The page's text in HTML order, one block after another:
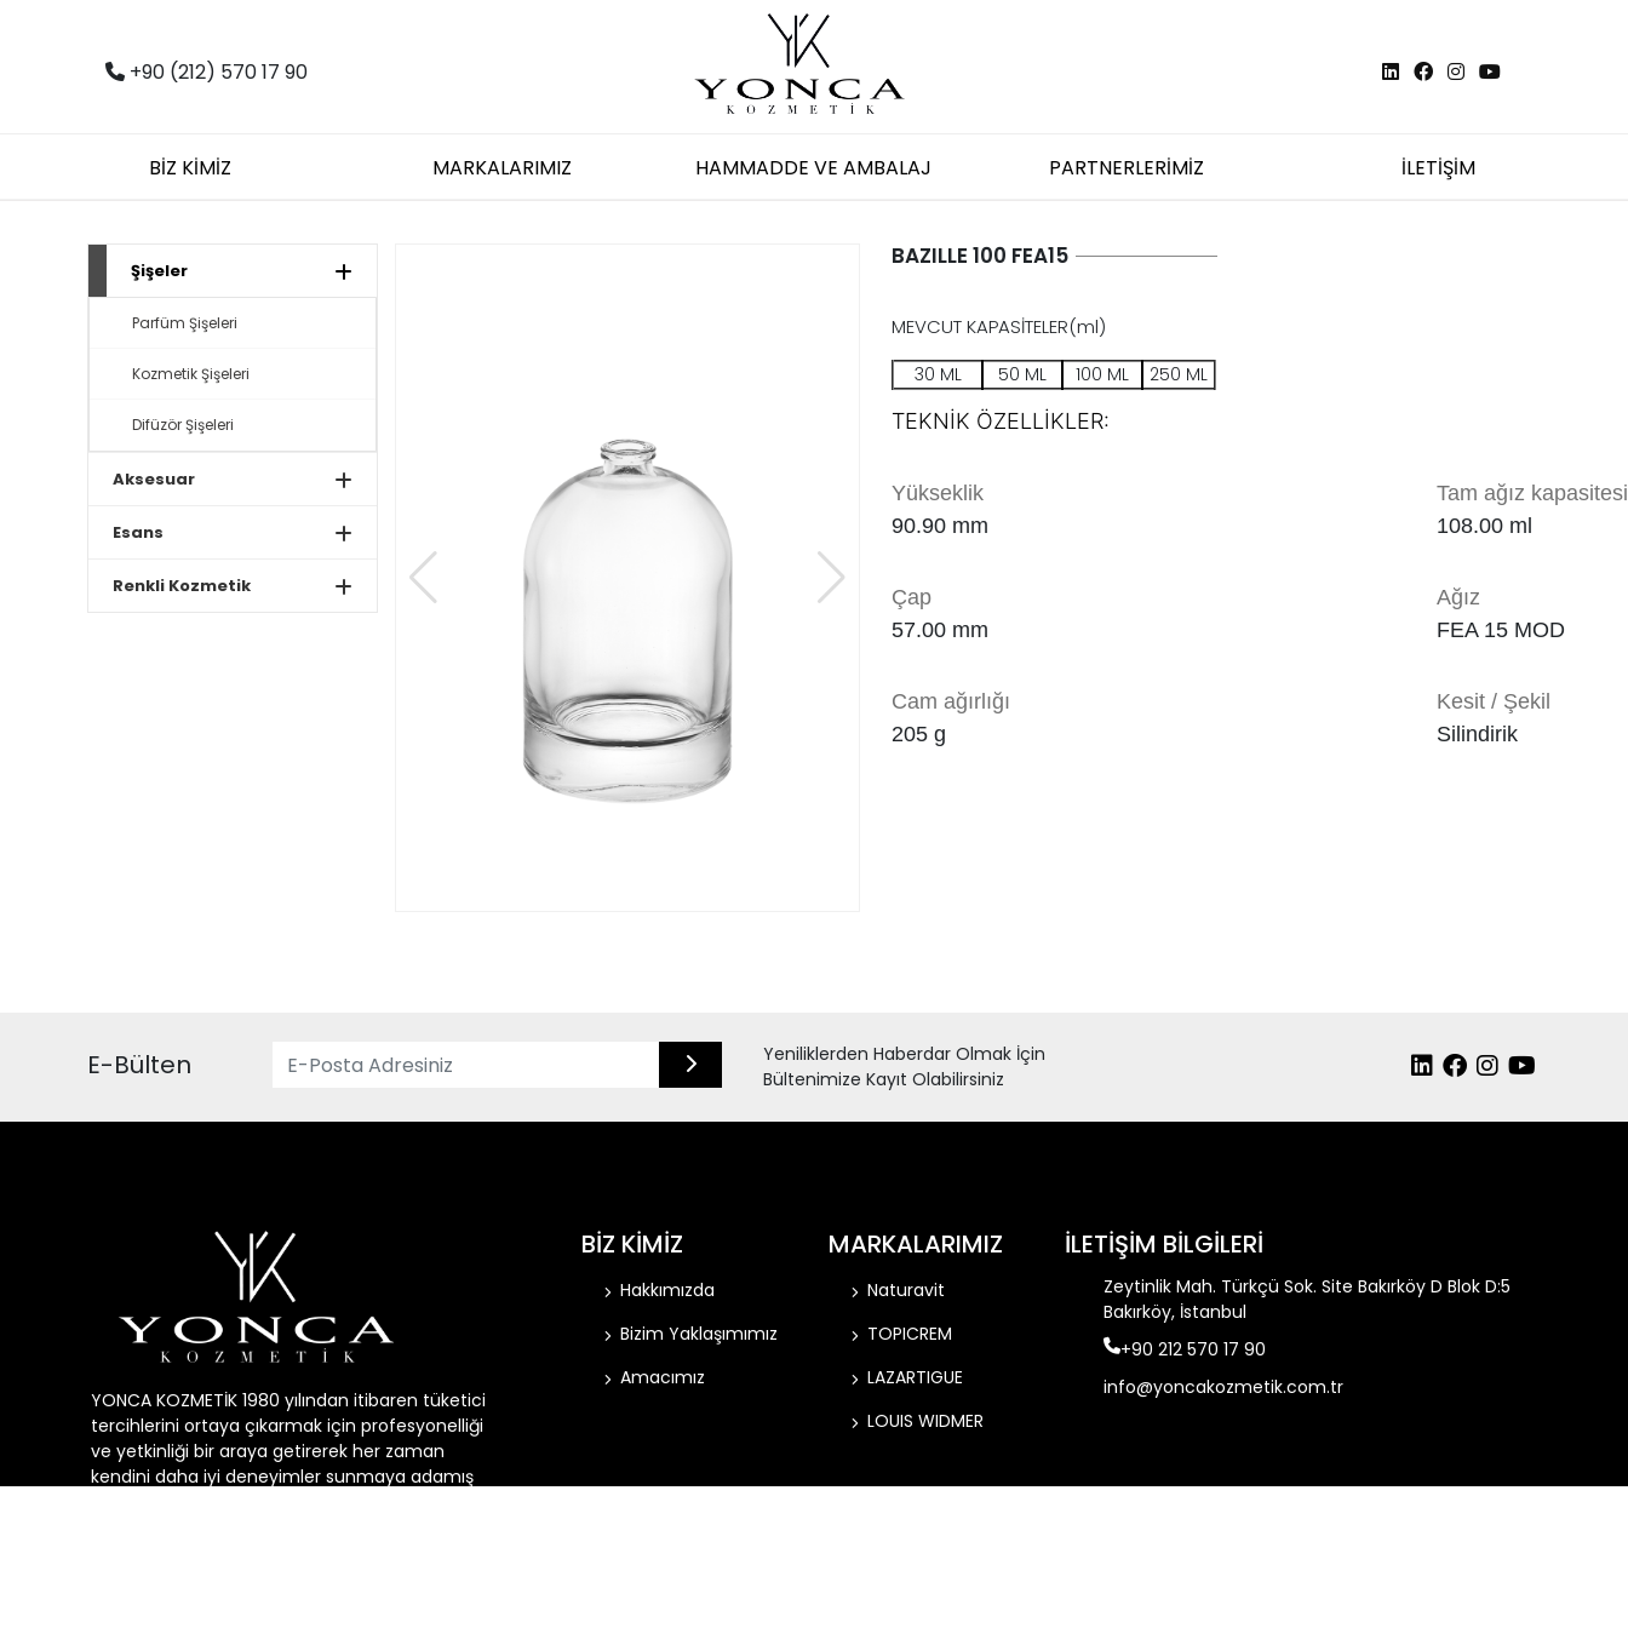
+90 (212) 570 17 90
BİZ KİMİZ MARKALARIMIZ HAMMADDE VE AMBALAJ PARTNERLERİMİZ İLETİŞİM
Şişeler
Parfüm Şişeleri
Kozmetik Şişeleri
Difüzör Şişeleri
Aksesuar
Esans
Renkli Kozmetik
BAZILLE 100 FEA15
MEVCUT KAPASİTELER(ml)
30 ML 50 ML 100 ML 250 ML
TEKNİK ÖZELLİKLER:
Yükseklik
90.90 mm
Tam ağız kapasitesi
108.00 ml
Çap
57.00 mm
Ağız
FEA 15 MOD
Cam ağırlığı
205 g
Kesit / Şekil
Silindirik
E-Bülten
Yeniliklerden Haberdar Olmak İçin
Bültenimize Kayıt Olabilirsiniz
YONCA KOZMETİK 1980 yılından itibaren tüketici
tercihlerini ortaya çıkarmak için profesyonelliği
ve yetkinliği bir araya getirerek her zaman
kendini daha iyi deneyimler sunmaya adamış
BİZ KİMİZ
Hakkımızda
Bizim Yaklaşımımız
Amacımız
MARKALARIMIZ
Naturavit
TOPICREM
LAZARTIGUE
LOUIS WIDMER
İLETİŞİM BİLGİLERİ
Zeytinlik Mah. Türkçü Sok. Site Bakırköy D Blok D:5
Bakırköy, İstanbul
+90 212 570 17 90
info@yoncakozmetik.com.tr